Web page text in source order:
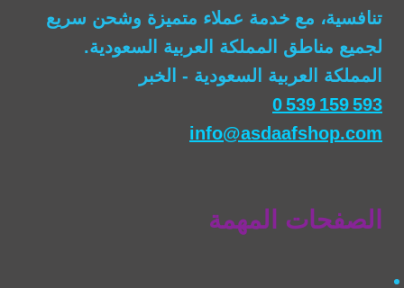
تنافسية، مع خدمة عملاء متميزة وشحن سريع
لجميع مناطق المملكة العربية السعودية.
المملكة العربية السعودية - الخبر
0 539 159 593
info@asdaafshop.com
الصفحات المهمة